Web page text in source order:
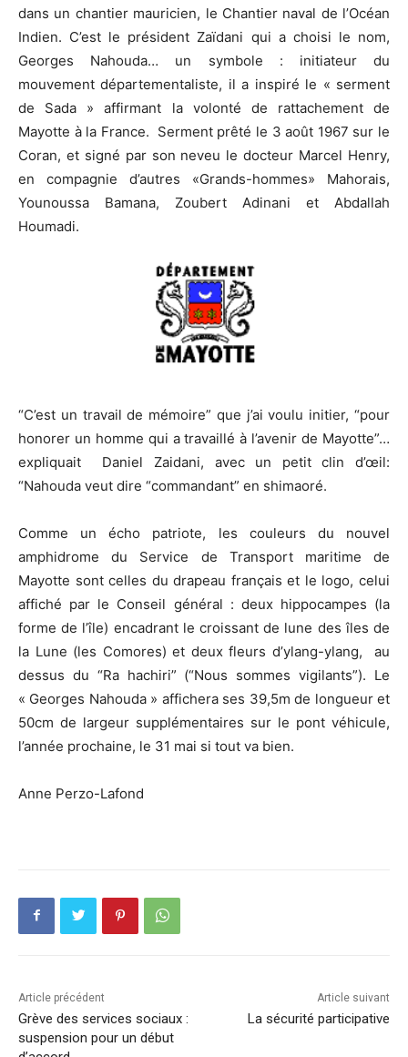
dans un chantier mauricien, le Chantier naval de l’Océan
Indien. C’est le président Zaïdani qui a choisi le nom,
Georges Nahouda… un symbole : initiateur du
mouvement départementaliste, il a inspiré le « serment
de Sada » affirmant la volonté de rattachement de
Mayotte à la France. Serment prêté le 3 août 1967 sur le
Coran, et signé par son neveu le docteur Marcel Henry,
en compagnie d’autres «Grands-hommes» Mahorais,
Younoussa Bamana, Zoubert Adinani et Abdallah
Houmadi.
“C’est un travail de mémoire” que j’ai voulu initier, “pour
honorer un homme qui a travaillé à l’avenir de Mayotte”…
expliquait Daniel Zaidani, avec un petit clin d’œil:
“Nahouda veut dire “commandant” en shimaoré.
Comme un écho patriote, les couleurs du nouvel
amphidrome du Service de Transport maritime de
Mayotte sont celles du drapeau français et le logo, celui
affiché par le Conseil général : deux hippocampes (la
forme de l’île) encadrant le croissant de lune des îles de
la Lune (les Comores) et deux fleurs d’ylang-ylang, au
dessus du “Ra hachiri” (“Nous sommes vigilants”). Le
« Georges Nahouda » affichera ses 39,5m de longueur et
50cm de largeur supplémentaires sur le pont véhicule,
l’année prochaine, le 31 mai si tout va bien.
Anne Perzo-Lafond
Article précédent
Grève des services sociaux :
suspension pour un début
Article suivant
La sécurité participative